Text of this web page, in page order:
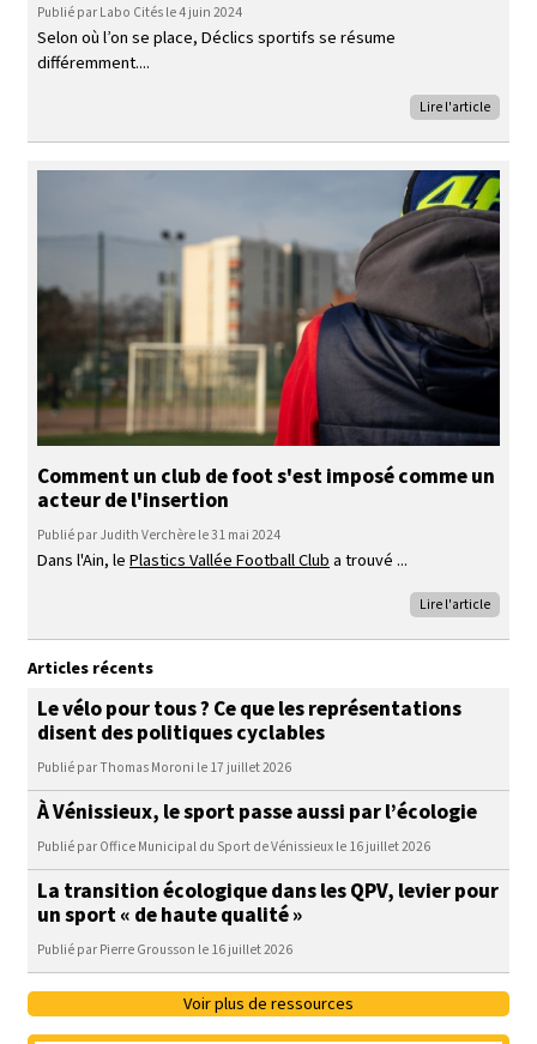
Publié par Labo Cités le 4 juin 2024
Selon où l’on se place, Déclics sportifs se résume
différemment.
Lire l'article
Comment un club de foot s'est imposé comme un
acteur de l'insertion
Publié par Judith Verchère le 31 mai 2024
Dans l'Ain, lePlastics Vallée Football Cluba trouvé
Lire l'article
Articles récents
Le vélo pour tous ? Ce que les représentations
disent des politiques cyclables
Publié par Thomas Moroni le 17 juillet 2026
À Vénissieux, le sport passe aussi par l’écologie
Publié par Office Municipal du Sport de Vénissieux le 16 juillet 2026
La transition écologique dans les QPV, levier pour
un sport « de haute qualité »
Publié par Pierre Grousson le 16 juillet 2026
Voir plus de ressources